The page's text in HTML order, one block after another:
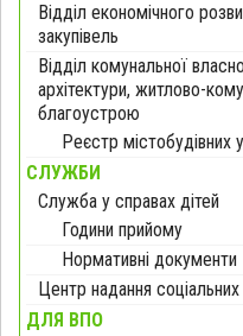
Відділ економічного
закупівель
Відділ комунальної
архітектури, житлово-
благоустрою
Реєстр
СЛУЖБИ
Служба у справах дітей
Години прийому
Нормативні документи
Центр надання
ДЛЯ ВПО